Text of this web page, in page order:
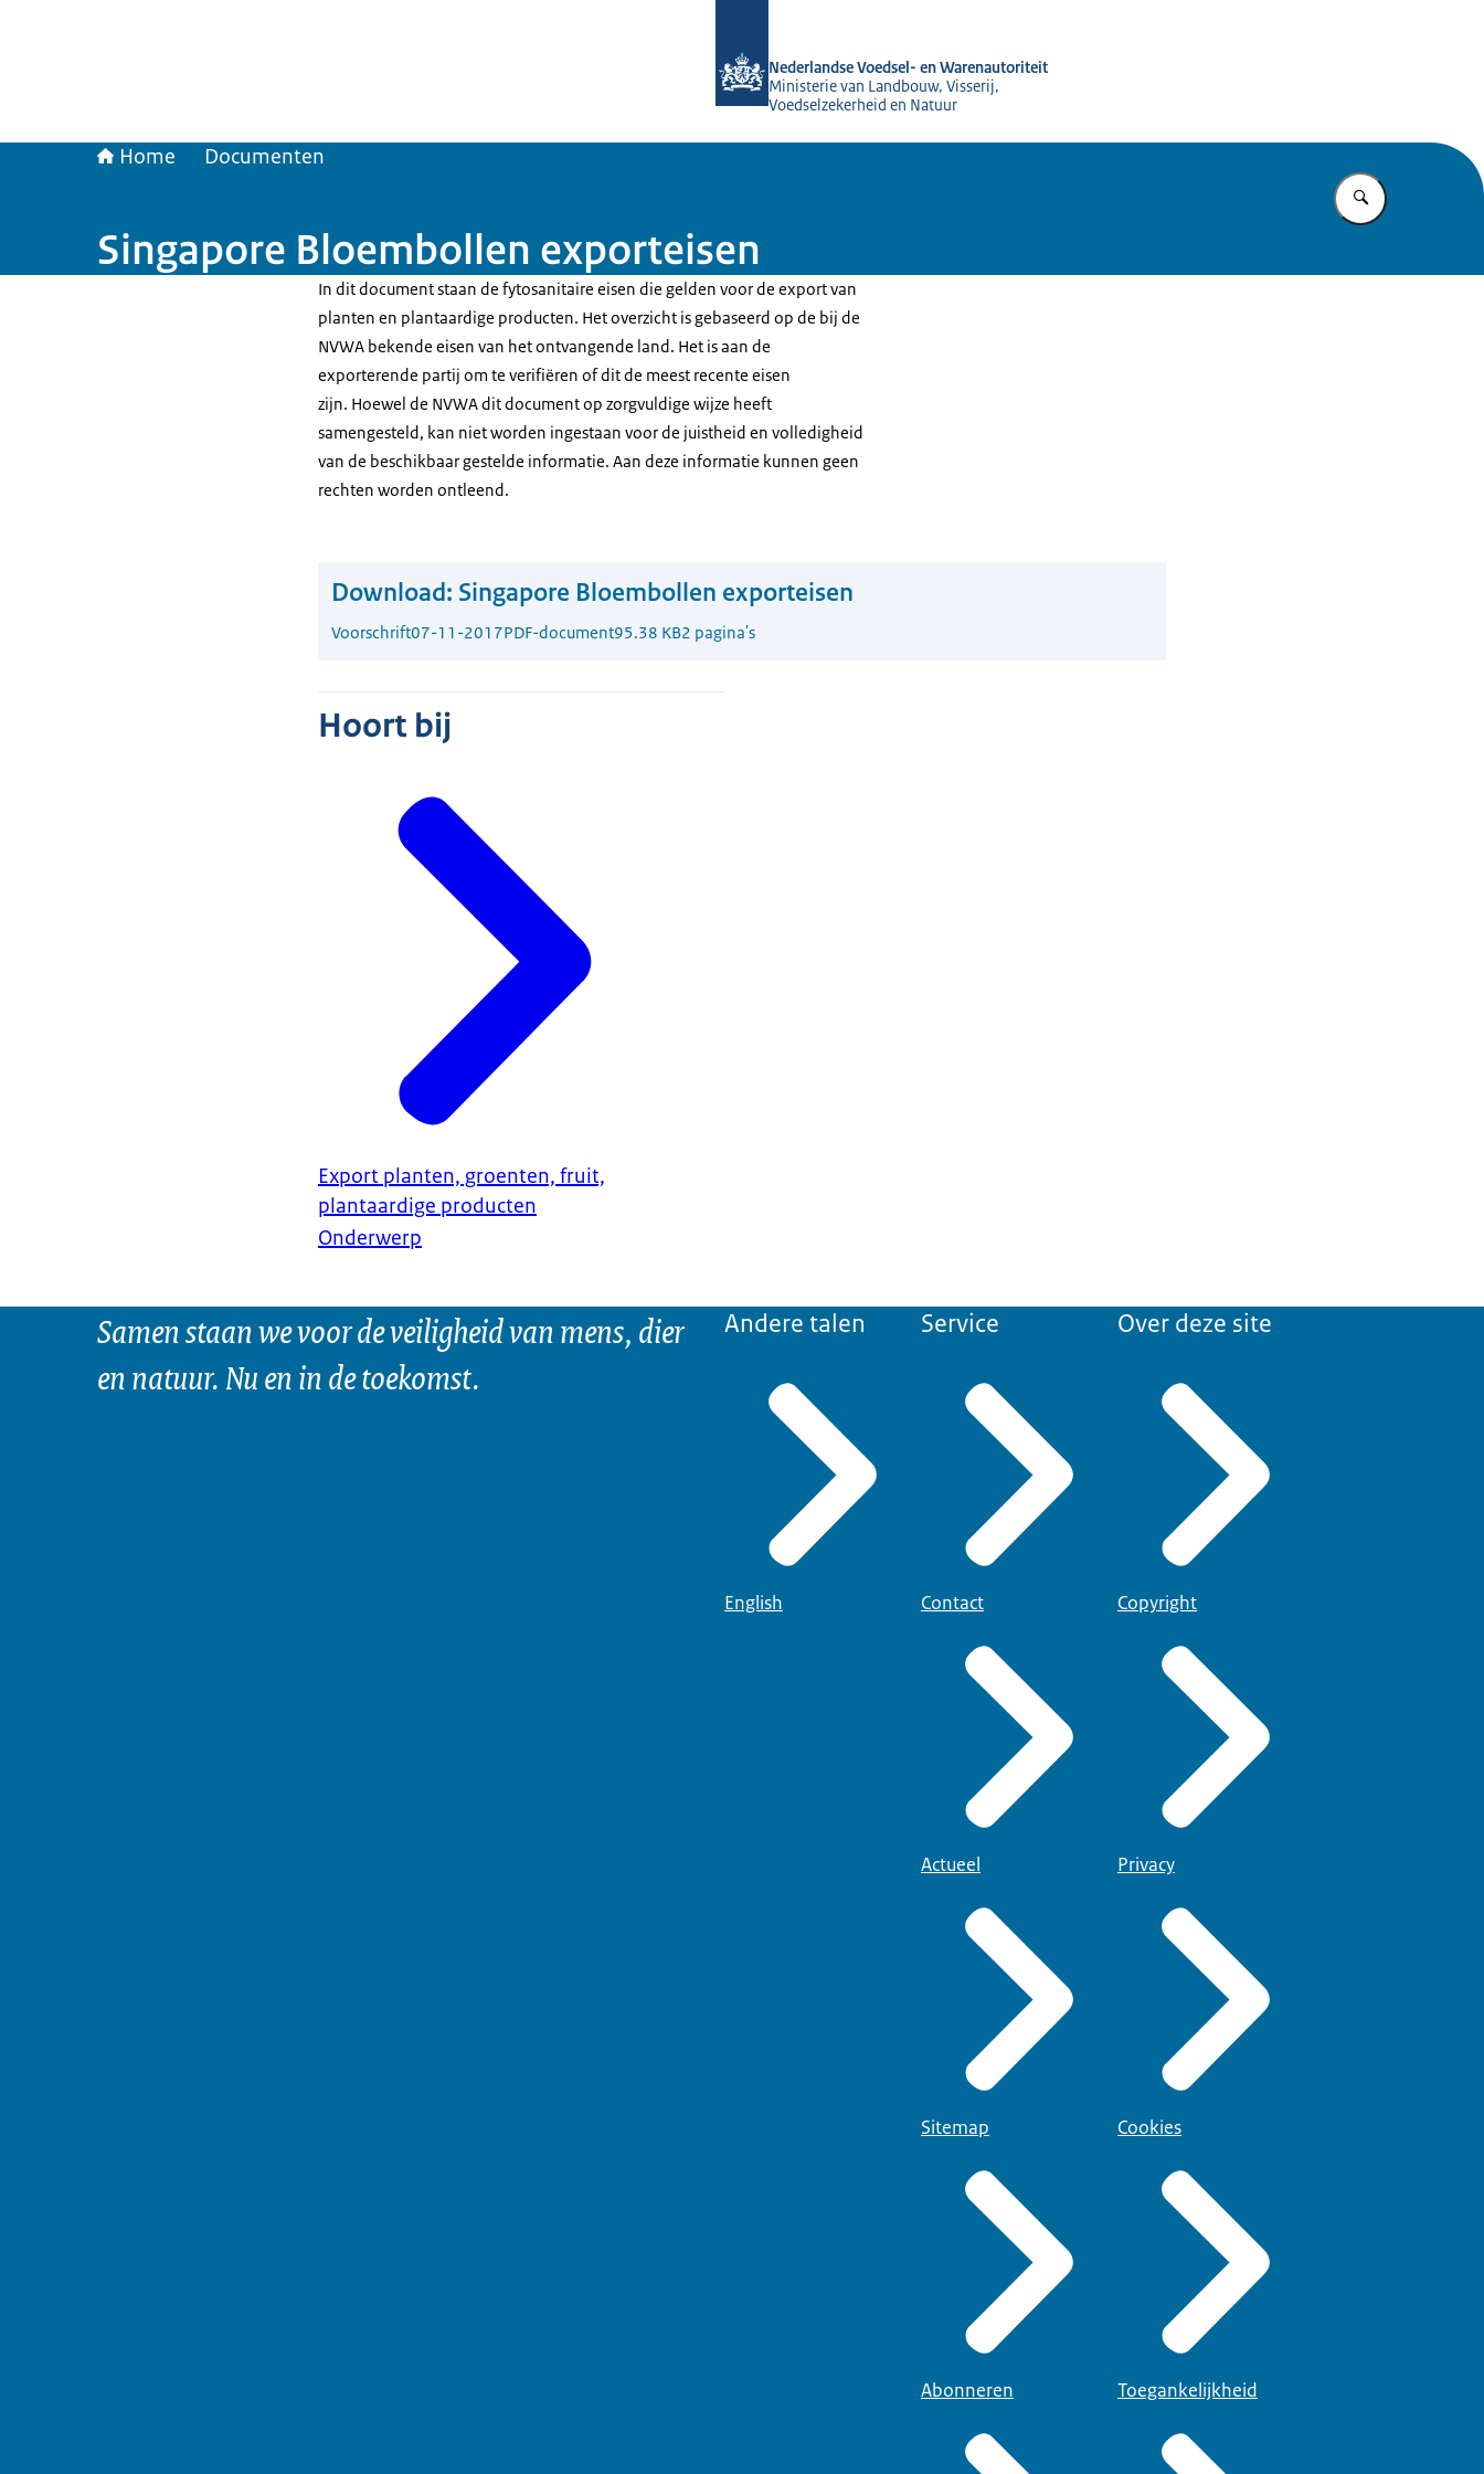
Nederlandse Voedsel- en Warenautoriteit
Ministerie van Landbouw, Visserij,
Voedselzekerheid en Natuur
Home Documenten
Vul in wat u
Singapore Bloembollen exporteisen
In dit document staan de fytosanitaire eisen die gelden voor de export van
planten en plantaardige producten. Het overzicht is gebaseerd op de bij de
NVWA bekende eisen van het ontvangende land. Het is aan de
exporterende partij om te verifiëren of dit de meest recente eisen
zijn. Hoewel de NVWA dit document op zorgvuldige wijze heeft
samengesteld, kan niet worden ingestaan voor de juistheid en volledigheid
van de beschikbaar gestelde informatie. Aan deze informatie kunnen geen
rechten worden ontleend.
Download: Singapore Bloembollen exporteisen
Voorschrift07-11-2017PDF-document95.38 KB2 pagina's
Hoort bij
Export planten, groenten, fruit,
plantaardige producten
Onderwerp
Samen staan we voor de veiligheid van mens, dier
en natuur. Nu en in de toekomst.
Andere talen
English
Service
Contact
Actueel
Sitemap
Abonneren
Over deze site
Copyright
Privacy
Cookies
Toegankelijkheid